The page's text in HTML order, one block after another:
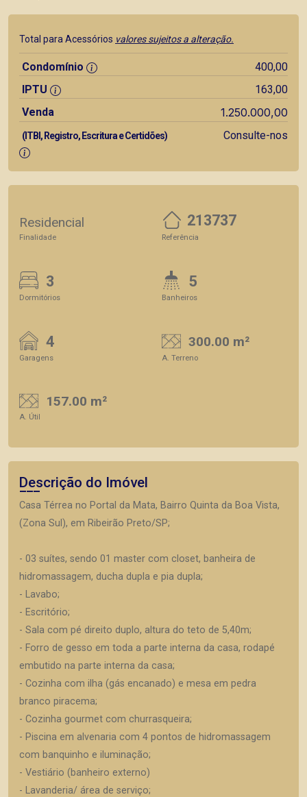
Total para Acessórios valores sujeitos a alteração.
Condomínio
400,00
IPTU
163,00
Venda
1.250.000,00
(ITBI, Registro, Escritura e Certidões) Consulte-nos
Residencial
Finalidade
213737
Referência
3
Dormitórios
5
Banheiros
4
Garagens
300.00 m²
A. Terreno
157.00 m²
A. Útil
Descrição do Imóvel
Casa Térrea no Portal da Mata, Bairro Quinta da Boa Vista,
(Zona Sul), em Ribeirão Preto/SP;
- 03 suítes, sendo 01 master com closet, banheira de
hidromassagem, ducha dupla e pia dupla;
- Lavabo;
- Escritório;
- Sala com pé direito duplo, altura do teto de 5,40m;
- Forro de gesso em toda a parte interna da casa, rodapé
embutido na parte interna da casa;
- Cozinha com ilha (gás encanado) e mesa em pedra
branco piracema;
- Cozinha gourmet com churrasqueira;
- Piscina em alvenaria com 4 pontos de hidromassagem
com banquinho e iluminação;
- Vestiário (banheiro externo)
- Lavanderia/ área de serviço;